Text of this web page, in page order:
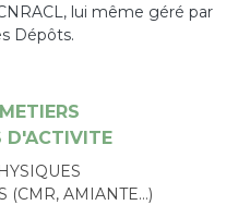
lui même géré par
Dépôts.
D'ACTIVITE
(CMR, AMIANTE…)